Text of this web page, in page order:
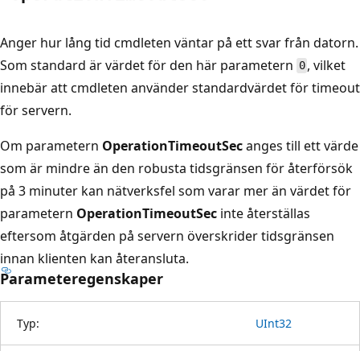
Anger hur lång tid cmdleten väntar på ett svar från datorn.
Som standard är värdet för den här parametern 0 , vilket
innebär att cmdleten använder standardvärdet för timeout
för servern.
Om parametern OperationTimeoutSecanges till ett värde
som är mindre än den robusta tidsgränsen för återförsök
på 3 minuter kan nätverksfel som varar mer än värdet för
parametern OperationTimeoutSec inte återställas
eftersom åtgärden på servern överskrider tidsgränsen
innan klienten kan återansluta.
Parameteregenskaper
Typ: UInt32